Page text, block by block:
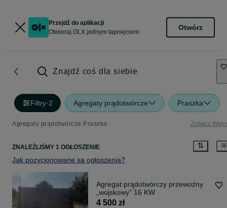
Przejdź do aplikacji
Otwieraj OLX jednym tapnięciem
Otwórz
Znajdź coś dla siebie
Filtry·2 Agregaty prądotwórcze Praszka
Agregaty prądotwórcze Praszka Zobacz
ZNALEŹLIŚMY 1 OGŁOSZENIE
Jak pozycjonowane są ogłoszenia?
Agregat prądotwórczy przewoźny
„wojskowy” 16 KW
4 500 zł